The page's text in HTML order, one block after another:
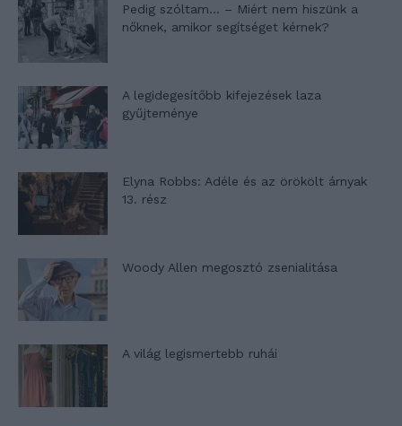
Pedig szóltam… – Miért nem hiszünk a
nőknek, amikor segítséget kérnek?
A legidegesítőbb kifejezések laza
gyűjteménye
Elyna Robbs: Adéle és az örökölt árnyak
13. rész
Woody Allen megosztó zsenialitása
A világ legismertebb ruhái